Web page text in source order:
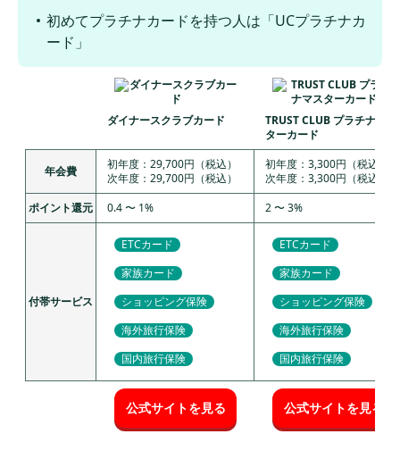
初めてプラチナカードを持つ人は「UCプラチナカ
ード」
ダイナースクラブカード
TRUST CLUB プラチナマス
ターカード
年会費
初年度：29,700円（税込）
次年度：29,700円（税込）
初年度：3,300円（税込）
次年度：3,300円（税込）
ポイント還元
0.4 〜 1% 2 〜 3%
付帯サービス
ETCカード
家族カード
ショッピング保険
海外旅行保険
国内旅行保険
ETCカード
家族カード
ショッピング保険
海外旅行保険
国内旅行保険
公式サイトを見る 公式サイトを見る